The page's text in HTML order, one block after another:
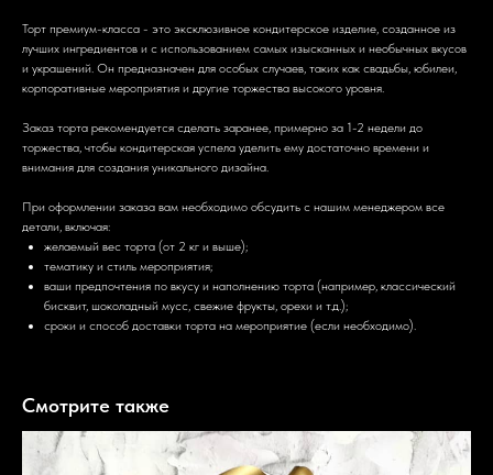
Торт премиум-класса - это эксклюзивное кондитерское изделие, созданное из
лучших ингредиентов и с использованием самых изысканных и необычных вкусов
и украшений. Он предназначен для особых случаев, таких как свадьбы, юбилеи,
корпоративные мероприятия и другие торжества высокого уровня.
Заказ торта рекомендуется сделать заранее, примерно за 1-2 недели до
торжества, чтобы кондитерская успела уделить ему достаточно времени и
внимания для создания уникального дизайна.
При оформлении заказа вам необходимо обсудить с нашим менеджером все
детали, включая:
желаемый вес торта (от 2 кг и выше);
тематику и стиль мероприятия;
ваши предпочтения по вкусу и наполнению торта (например, классический
бисквит, шоколадный мусс, свежие фрукты, орехи и т.д.);
сроки и способ доставки торта на мероприятие (если необходимо).
Смотрите также